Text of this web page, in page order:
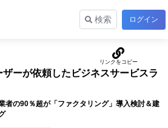
検索 ログイン
ザーが依頼したビジネスサービスラ
者の90％超が「ファクタリング」導入検討＆建